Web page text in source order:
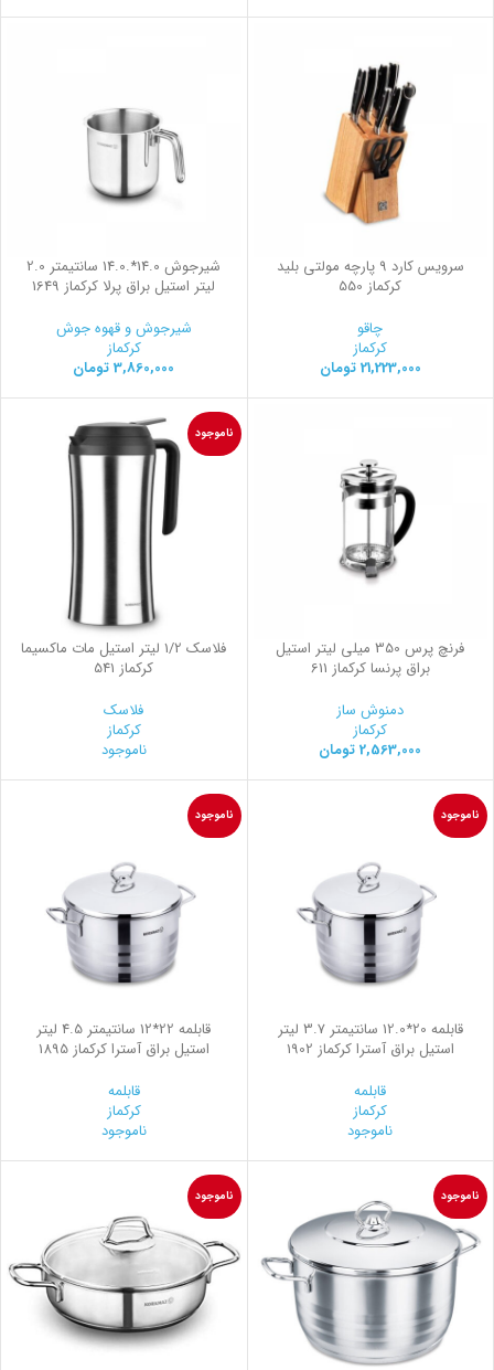
سرویس کارد 9 پارچه مولتی بلید
کرکماز 550
چاقو
کرکماز
21,223,000 تومان
شیرجوش 14.0*.14.0 سانتیمتر 2.0
لیتر استیل براق پرلا کرکماز 1649
شیرجوش و قهوه جوش
کرکماز
3,860,000 تومان
فرنچ پرس 350 میلی لیتر استیل
براق پرنسا کرکماز 611
دمنوش ساز
کرکماز
2,563,000 تومان
ناموجود
فلاسك 1/2 ليتر استيل مات ماكسيما
کرکماز 541
فلاسک
کرکماز
ناموجود
ناموجود
قابلمه 20*12.0 سانتیمتر 3.7 لیتر
استیل براق آسترا کرکماز 1902
قابلمه
کرکماز
ناموجود
ناموجود
قابلمه 22*12 سانتیمتر 4.5 لیتر
استیل براق آسترا کرکماز 1895
قابلمه
کرکماز
ناموجود
ناموجود ناموجود